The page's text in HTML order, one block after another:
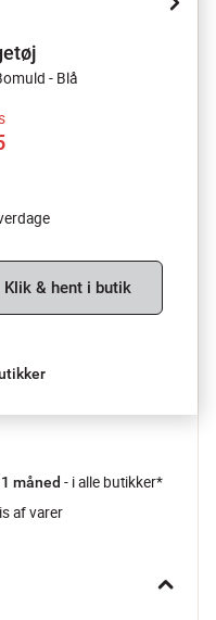
- Blå
Klik & hent i butik
måned - i alle butikker*
af varer